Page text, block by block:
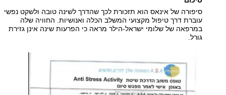
סיפורה של אינאס הוא תזכורת לכך שהדרך לשינה טובה ולשקט נפשי
עוברת דרך טיפול מקצועי המשלב הכלה ואנושיות. החוויה שלה
במרפאה של שלומי ישראל-הילר מראה כי הפרעות שינה אינן גזירת
גורל.